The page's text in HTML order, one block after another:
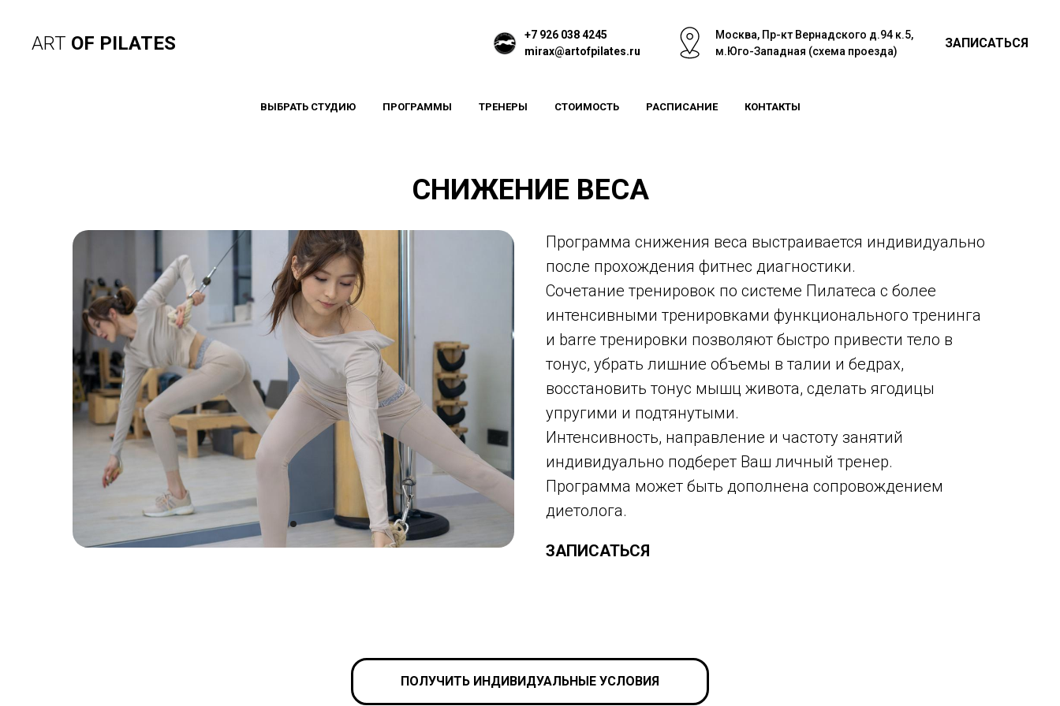
ART OF PILATES
+7 926 038 4245
mirax@artofpilates.ru
Москва, Пр-кт Вернадского д.94 к.5,
м.Юго-Западная (схема проезда)
ЗАПИСАТЬСЯ
ВЫБРАТЬ СТУДИЮ ПРОГРАММЫ ТРЕНЕРЫ СТОИМОСТЬ РАСПИСАНИЕ КОНТАКТЫ
СНИЖЕНИЕ ВЕСА
Программа снижения веса выстраивается индивидуально
после прохождения фитнес диагностики.
Сочетание тренировок по системе Пилатеса с более
интенсивными тренировками функционального тренинга
и barre тренировки позволяют быстро привести тело в
тонус, убрать лишние объемы в талии и бедрах,
восстановить тонус мышц живота, сделать ягодицы
упругими и подтянутыми.
Интенсивность, направление и частоту занятий
индивидуально подберет Ваш личный тренер.
Программа может быть дополнена сопровождением
диетолога.
ЗАПИСАТЬСЯ
ПОЛУЧИТЬ ИНДИВИДУАЛЬНЫЕ УСЛОВИЯ